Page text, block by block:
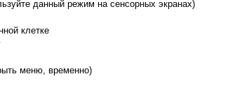
данный режим на сенсорных экранах)
клетке
меню, временно)